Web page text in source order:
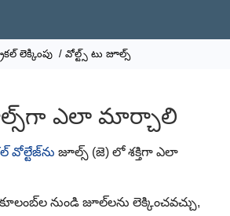
లెక్కింపు / వోల్ట్స్ టు జూల్స్
ఎలా మార్చాలి
వోల్టేజ్‌ను జూల్స్ (జె) లో శక్తిగా ఎలా
నుండి జూల్‌లను లెక్కించవచ్చు,